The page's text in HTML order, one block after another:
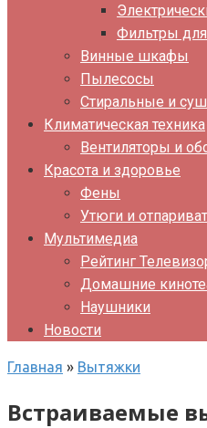
Фильтры
Винные шкафы
Пылесосы
Стиральные и
Климатическая техника
Вентиляторы и
Красота и здоровье
Фены
Утюги и
Мультимедиа
Рейтинг
Домашние
Наушники
Новости
Главная » Вытяжки
Встраиваемые